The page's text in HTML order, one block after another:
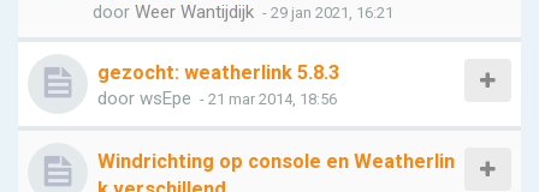
door Weer Wantijdijk - 29 jan 2021, 16:21
gezocht: weatherlink 5.8.3
door wsEpe - 21 mar 2014, 18:56
Windrichting op console en Weatherlin